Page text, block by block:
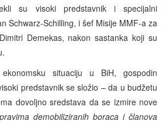
su visoki predstavnik i specijalni
Schwarz-Schilling, i šef Misije MMF-a za
Demekas, nakon sastanka koji su
situaciju u BiH, gospodin
predstavnik se složio – da u budžetu
dovoljno sredstava da se izmire nove
demobiliziranih boraca i članova